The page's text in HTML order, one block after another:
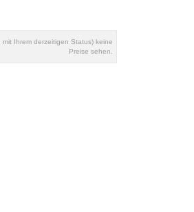
Ihrem derzeitigen Status) keine
Preise sehen.